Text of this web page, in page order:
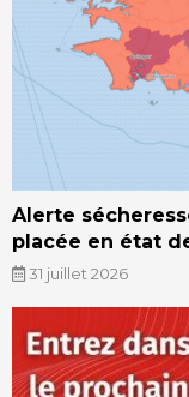
Alerte
placée en état
31 juillet 2026